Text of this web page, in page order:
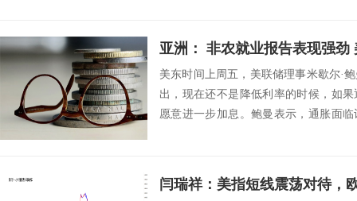
亚洲： 非农就业报告表现强劲
美东时间上周五，美联储理事米歇尔·
出，现在还不是降低利率的时候，如
愿意进一步加息。鲍曼表示，通胀面
闫瑞祥：美指短线震荡对待，